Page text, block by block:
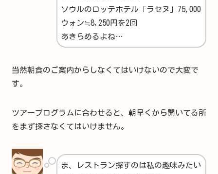
ソウルのロッテホテル「ラセヌ」75,000
ウォン≒8,250円を2回
あきらめるよね…
当然朝食のご案内からしなくてはいけないので大変で
す。
ツアープログラムに合わせると、朝早くから開いてる所
をまず探さなくてはいけません。
ま、レストラン探すのは私の趣味みたい